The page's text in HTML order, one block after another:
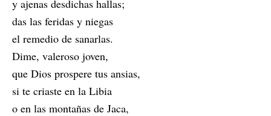
y ajenas desdichas hallas;
das las feridas y niegas
el remedio de sanarlas.
Dime, valeroso joven,
que Dios prospere tus ansias,
si te criaste en la Libia
o en las montañas de Jaca,